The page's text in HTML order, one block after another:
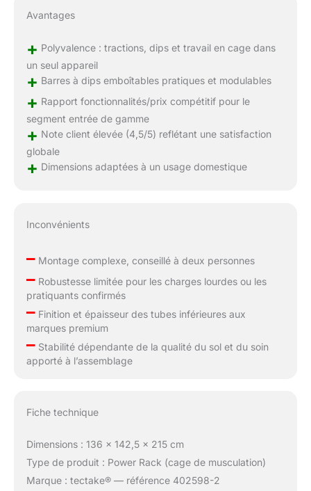
Avantages
+ Polyvalence : tractions, dips et travail en cage dans
un seul appareil
+ Barres à dips emboîtables pratiques et modulables
+ Rapport fonctionnalités/prix compétitif pour le
segment entrée de gamme
+ Note client élevée (4,5/5) reflétant une satisfaction
globale
+ Dimensions adaptées à un usage domestique
Inconvénients
–Montage complexe, conseillé à deux personnes
–Robustesse limitée pour les charges lourdes ou les
pratiquants confirmés
–Finition et épaisseur des tubes inférieures aux
marques premium
–Stabilité dépendante de la qualité du sol et du soin
apporté à l’assemblage
Fiche technique
Dimensions : 136 x 142,5 x 215 cm
Type de produit : Power Rack (cage de musculation)
Marque : tectake® — référence 402598-2